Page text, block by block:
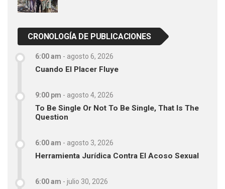
CRONOLOGÍA DE PUBLICACIONES
6:00 am - agosto 6, 2026
Cuando El Placer Fluye
9:00 pm - agosto 4, 2026
To Be Single Or Not To Be Single, That Is The
Question
6:00 am - agosto 3, 2026
Herramienta Jurídica Contra El Acoso Sexual
6:00 am - julio 30, 2026